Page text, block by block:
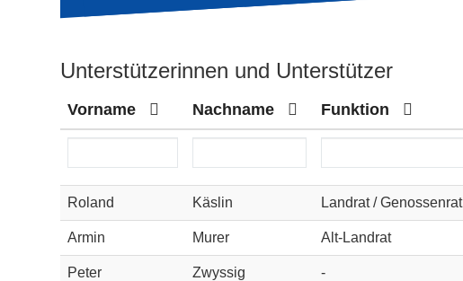
Unterstützerinnen und Unterstützer
Vorname Nachname Funktion
Roland Käslin Landrat / Genossenrat
Armin Murer Alt-Landrat
Peter Zwyssig -